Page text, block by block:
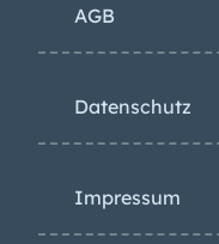
Datenschutz
Impressum